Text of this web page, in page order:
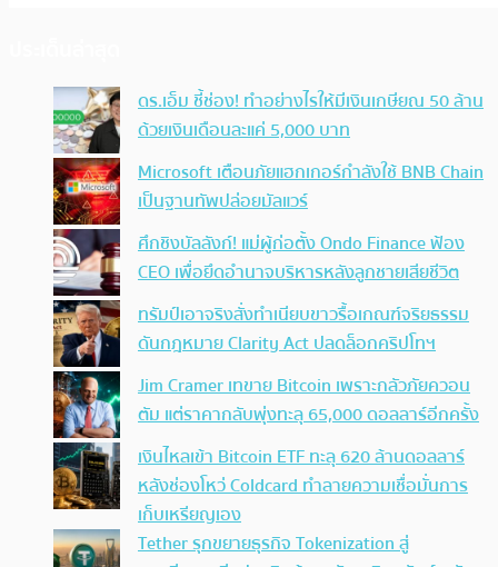
ดร.เอ็ม ชี้ช่อง! ทำอย่างไรให้มีเงินเกษียณ 50 ล้าน
ด้วยเงินเดือนละแค่ 5,000 บาท
Microsoft เตือนภัยแฮกเกอร์กำลังใช้ BNB Chain
เป็นฐานทัพปล่อยมัลแวร์
ศึกชิงบัลลังก์! แม่ผู้ก่อตั้ง Ondo Finance ฟ้อง
CEO เพื่อยึดอำนาจบริหารหลังลูกชายเสียชีวิต
ทรัมป์เอาจริง สั่งทำเนียบขาวรื้อเกณฑ์จริยธรรม
ดันกฎหมาย Clarity Act ปลดล็อกคริปโทฯ
Jim Cramer เทขาย Bitcoin เพราะกลัวภัยควอน
ตัม แต่ราคากลับพุ่งทะลุ 65,000 ดอลลาร์อีกครั้ง
เงินไหลเข้า Bitcoin ETF ทะลุ 620 ล้านดอลลาร์
หลังช่องโหว่ Coldcard ทำลายความเชื่อมั่นการ
เก็บเหรียญเอง
Tether รุกขยายธุรกิจ Tokenization สู่